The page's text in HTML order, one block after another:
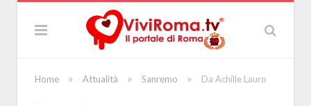
Home » Attualità » Sanremo » Da Achille Lauro